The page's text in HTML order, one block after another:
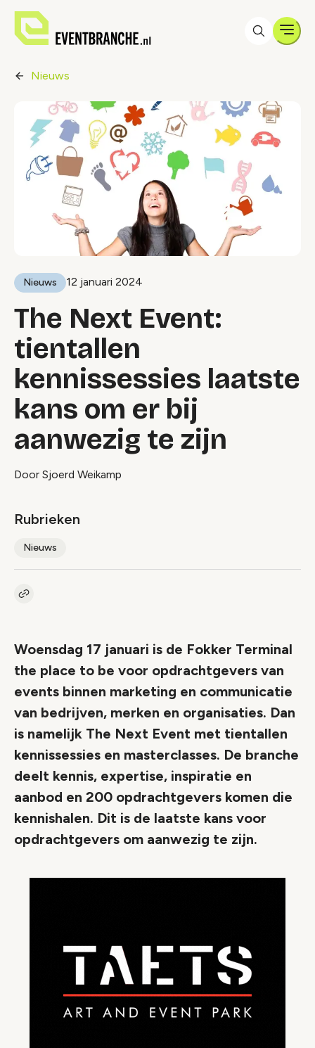
Nieuws
Nieuws 12 januari 2024
The Next Event:
tientallen
kennissessies laatste
kans om er bij
aanwezig te zijn
Door Sjoerd Weikamp
Rubrieken
Nieuws
Kopieer link naar artikel
Woensdag 17 januari is de Fokker Terminal
the place to be voor opdrachtgevers van
events binnen marketing en communicatie
van bedrijven, merken en organisaties. Dan
is namelijk The Next Event met tientallen
kennissessies en masterclasses. De branche
deelt kennis, expertise, inspiratie en
aanbod en 200 opdrachtgevers komen die
kennishalen. Dit is de laatste kans voor
opdrachtgevers om aanwezig te zijn.